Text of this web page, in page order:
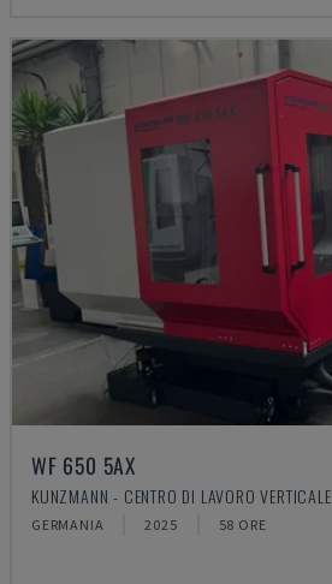
WF 650 5AX
KUNZMANN - CENTRO DI LAVORO VERTICALE
GERMANIA 2025 58 ORE